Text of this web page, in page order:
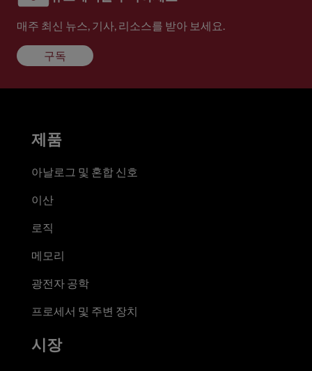
매주 최신 뉴스, 기사, 리소스를 받아 보세요.
구독
제품
아날로그 및 혼합 신호
이산
로직
메모리
광전자 공학
프로세서 및 주변 장치
시장